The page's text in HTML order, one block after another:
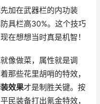
加在武器栏的内功装
具栏高30%。这个技巧
在想想当时真是机智！
像做菜，属性就是调
那些花里胡哨的特效，
效果才是制胜关键。按
民装备打出氪金特效，